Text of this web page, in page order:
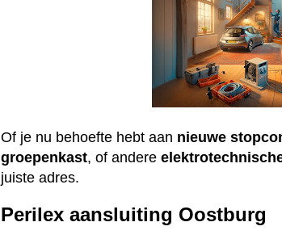
Of je nu behoefte hebt aan nieuwe
groepenkast, of andere
juiste adres.
Perilex aansluiting Oostburg